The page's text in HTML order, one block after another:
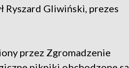
Ryszard Gliwiński, prezes
przez Zgromadzenie